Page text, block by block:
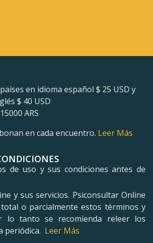
en idioma español $ 25 USD y
$ 40 USD
ARS
en cada encuentro. Leer Más
de uso y sus condiciones antes de
y sus servicios. Psiconsultar Online
o parcialmente estos términos y
lo tanto se recomienda releer los
periódica. Leer Más